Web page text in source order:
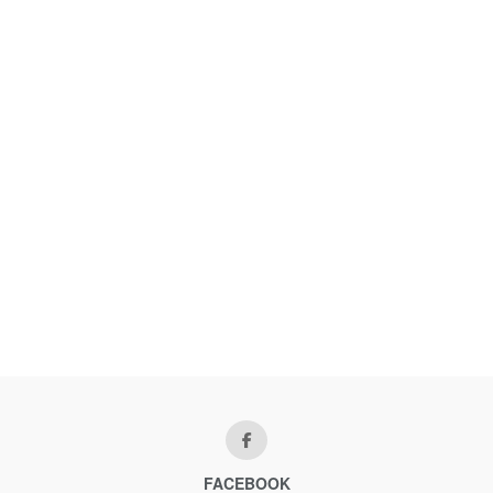
FACEBOOK